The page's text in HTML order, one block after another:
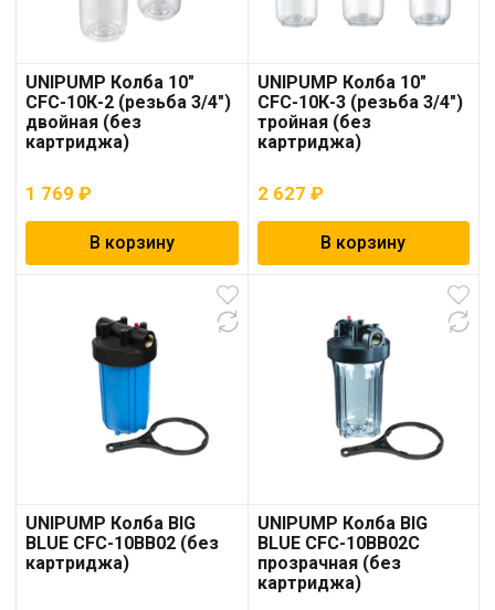
UNIPUMP Колба 10″
CFC-10К-2 (резьба 3/4″)
двойная (без
картриджа)
1 769 ₽
В корзину
UNIPUMP Колба 10″
CFC-10К-3 (резьба 3/4″)
тройная (без
картриджа)
2 627 ₽
В корзину
UNIPUMP Колба BIG
BLUE CFC-10BB02 (без
картриджа)
UNIPUMP Колба BIG
BLUE CFC-10BB02C
прозрачная (без
картриджа)